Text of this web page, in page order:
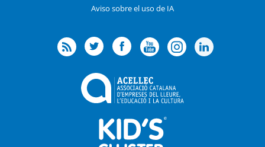
Aviso sobre el uso de IA